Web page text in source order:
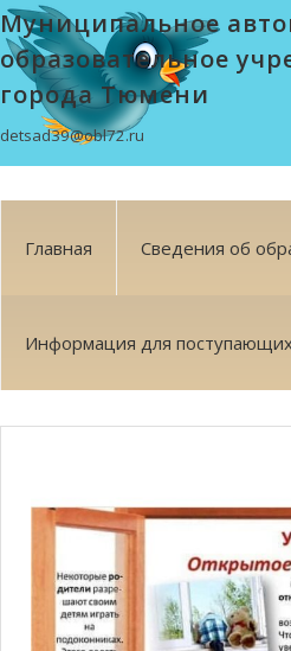
Муниципальное
образовательное
города Тюмени
detsad39@obl72.ru
Главная Сведения об
Информация для